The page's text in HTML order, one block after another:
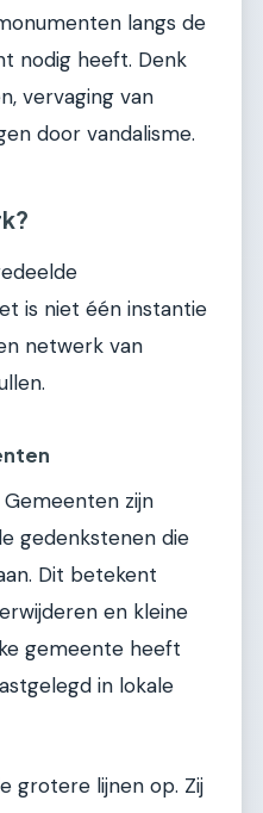
langs de
nodig heeft. Denk
vervaging van
door vandalisme.
is niet één instantie
netwerk van
Gemeenten zijn
gedenkstenen die
Dit betekent
en kleine
gemeente heeft
in lokale
grotere lijnen op. Zij